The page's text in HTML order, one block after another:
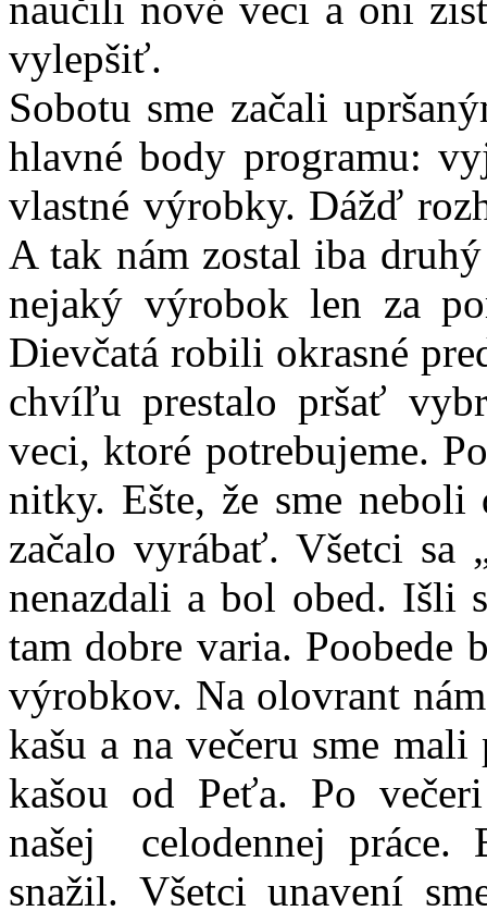
vylepšiť.
Sobotu sme začali
hlavné body programu:
vlastné výrobky. Dážď
A tak nám zostal iba
nejaký výrobok len za
Dievčatá robili okrasné
chvíľu prestalo pršať
veci, ktoré potrebujeme.
nitky. Ešte, že sme
začalo vyrábať. Všetci sa
nenazdali a bol obed. Išli
tam dobre varia. Poobede
výrobkov. Na olovrant
kašu a na večeru sme
kašou od Peťa. Po
našej celodennej
snažil. Všetci unavení